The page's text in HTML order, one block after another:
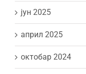
јун 2025
април 2025
октобар 2024